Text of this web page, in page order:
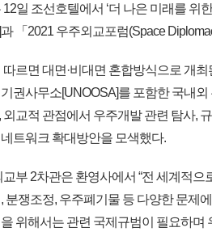
일 조선호텔에서 ‘더 나은 미래를 위
「2021 우주외교포럼(Space
따르면 대면·비대면 혼합방식으로 개
권사무소[UNOOSA]를 포함한 국내
외교적 관점에서 우주개발 관련 탐사,
트워크 확대방안을 모색했다.
부 2차관은 환영사에서 “전 세계적
분쟁조정, 우주폐기물 등 다양한 문제
위해서는 관련 국제규범이 필요하며